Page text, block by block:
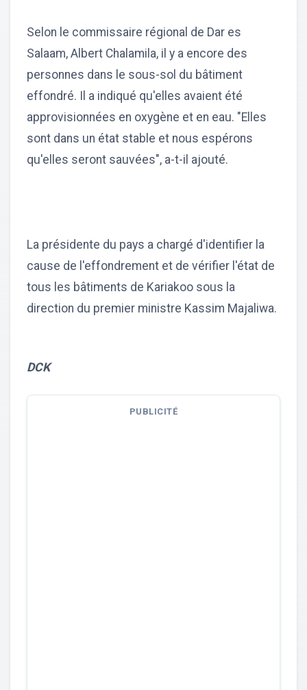
Selon le commissaire régional de Dar es
Salaam, Albert Chalamila, il y a encore des
personnes dans le sous-sol du bâtiment
effondré. Il a indiqué qu'elles avaient été
approvisionnées en oxygène et en eau. "Elles
sont dans un état stable et nous espérons
qu'elles seront sauvées", a-t-il ajouté.
La présidente du pays a chargé d'identifier la
cause de l'effondrement et de vérifier l'état de
tous les bâtiments de Kariakoo sous la
direction du premier ministre Kassim Majaliwa.
DCK
PUBLICITÉ